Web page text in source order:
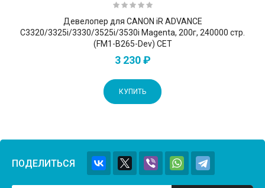
Девелопер для CANON iR ADVANCE
C3320/3325i/3330/3525i/3530i Magenta, 200г, 240000 стр.
(FM1-B265-Dev) CET
3 230 ₽
КУПИТЬ
ПОДЕЛИТЬСЯ